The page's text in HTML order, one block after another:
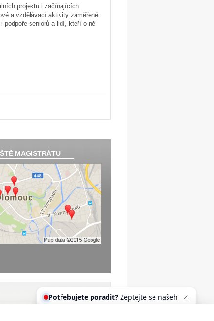
projektů i začínajících
a vzdělávací aktivity zaměřené
podpoře seniorů a lidí, kteří o ně
MAGISTRÁTU
Potřebujete poradit?
našeho asistenta Oldy